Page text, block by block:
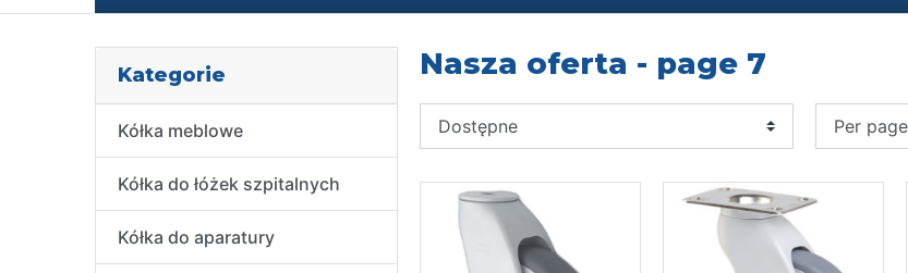
Kategorie
Kółka meblowe
Kółka do łóżek szpitalnych
Kółka do aparatury
Nasza oferta - page 7